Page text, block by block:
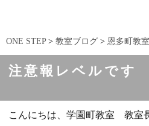
ONE STEP> 教室ブログ > 恩多町教
注意報レベルです
こんにちは、学園町教室 教室